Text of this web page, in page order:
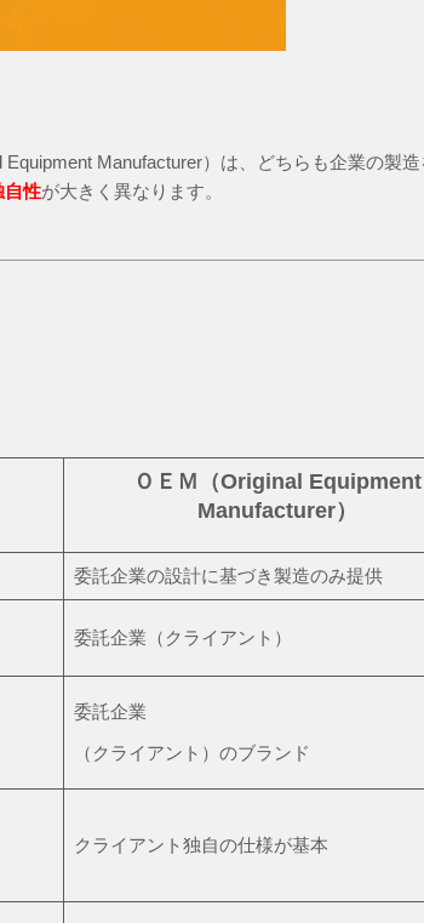
Equipment Manufacturer）は、どちらも企業の製
自性が大きく異なります。
ＯＥＭ（Original Equipment
Manufacturer）
委託企業の設計に基づき製造のみ提供
委託企業（クライアント）
委託企業
（クライアント）のブランド
クライアント独自の仕様が基本